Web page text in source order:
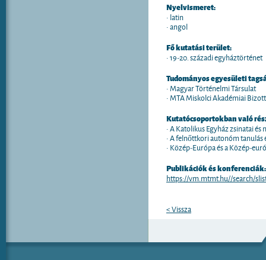
Nyelvismeret:
• latin
• angol
Fő kutatási terület:
• 19-20. századi egyháztörténet
Tudományos egyesületi
• Magyar Történelmi Társulat
• MTA Miskolci Akadémiai
Kutatócsoportokban való
• A Katolikus Egyház zsinatai
• A felnőttkori autonóm tanulás
• Közép-Európa és a Közép-
Publikációk és konferenciák:
https://vm.mtmt.hu//search/
< Vissza